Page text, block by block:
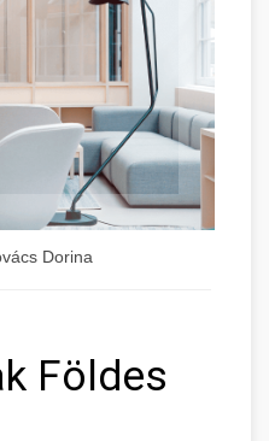
Dorina
Földes